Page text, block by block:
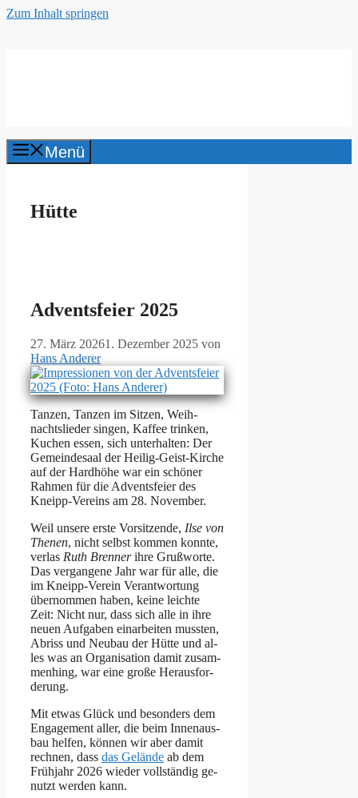
Zum Inhalt springen
Menü
Hütte
Adventsfeier 2025
27. März 20261. Dezember 2025 von
Hans Anderer
Tan­zen, Tan­zen im Sit­zen, Weih­
nachts­lie­der sin­gen, Kaf­fee trin­ken,
Ku­chen es­sen, sich un­ter­hal­ten: Der
Ge­mein­de­saal der Hei­lig-Geist-Kir­che
auf der Hard­hö­he war ein schö­ner
Rah­men für die Ad­vents­fei­er des
Kneipp-Ver­eins am 28. No­vem­ber.
Weil un­se­re ers­te Vor­sit­zen­de, Il­se von
The­nen, nicht selbst kom­men konn­te,
ver­las Ruth Bren­nerih­re Gruß­wor­te.
Das ver­gan­ge­ne Jahr war für al­le, die
im Kneipp-Ver­ein Ver­ant­wor­tung
über­nom­men ha­ben, kei­ne leich­te
Zeit: Nicht nur, dass sich al­le in ih­re
neu­en Auf­ga­ben ein­ar­bei­ten muss­ten,
Ab­riss und Neu­bau der Hüt­te und al­
les was an Or­ga­ni­sa­ti­on da­mit zu­sam­
men­hing, war ei­ne gro­ße Her­aus­for­
de­rung.
Mit et­was Glück und be­son­ders dem
En­ga­ge­ment al­ler, die beim In­nen­aus­
bau hel­fen, kön­nen wir aber da­mit
rech­nen, dass das Ge­län­de ab dem
Früh­jahr 2026 wie­der voll­stän­dig ge­
nutzt wer­den kann.